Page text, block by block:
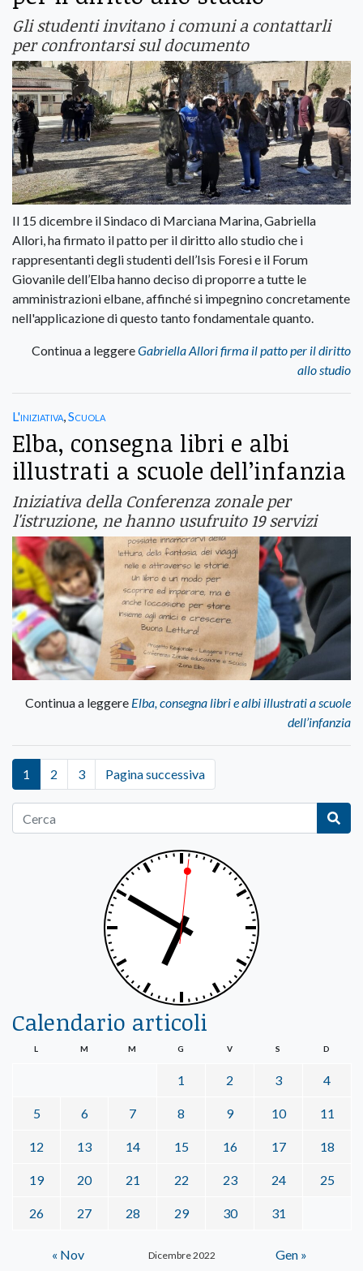
Gli studenti invitano i comuni a contattarli
per confrontarsi sul documento
Il 15 dicembre il Sindaco di Marciana Marina, Gabriella
Allori, ha firmato il patto per il diritto allo studio che i
rappresentanti degli studenti dell’Isis Foresi e il Forum
Giovanile dell’Elba hanno deciso di proporre a tutte le
amministrazioni elbane, affinché si impegnino concretamente
nell'applicazione di questo tanto fondamentale quanto.
Continua a leggereGabriella Allori firma il patto per il diritto
allo studio
L'iniziativa,Scuola
Elba, consegna libri e albi
illustrati a scuole dell’infanzia
Iniziativa della Conferenza zonale per
l'istruzione, ne hanno usufruito 19 servizi
Continua a leggere Elba, consegna libri e albi illustrati a scuole
dell’infanzia
1 2 3 Pagina successiva
Calendario articoli
Dicembre 2022
L M M G V S D
1 2 3 4
5 6 7 8 9 10 11
12 13 14 15 16 17 18
19 20 21 22 23 24 25
26 27 28 29 30 31
« Nov Gen »